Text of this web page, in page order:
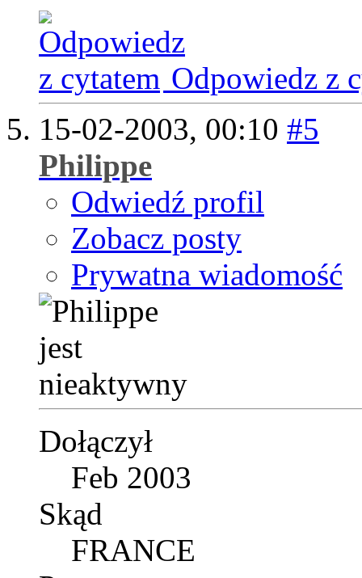
Odpowiedz z
15-02-2003, 00:10 #5
Philippe
Odwiedź profil
Zobacz posty
Prywatna wiadomość
Dołączył
Feb 2003
Skąd
FRANCE